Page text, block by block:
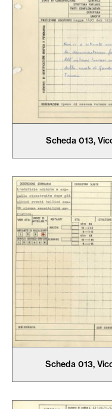
Scheda 013,
Scheda 013,